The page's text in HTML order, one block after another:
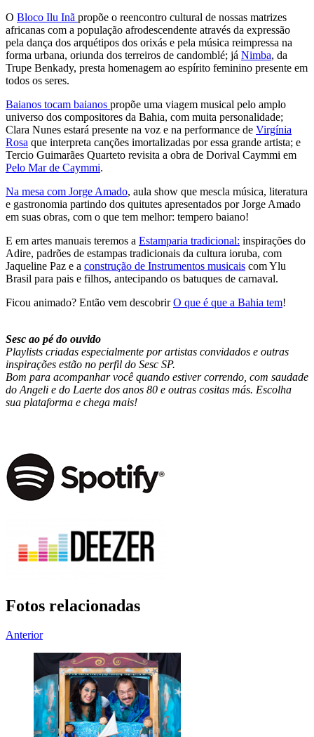
O Bloco Ilu Inã propõe o reencontro cultural de nossas matrizes
africanas com a população afrodescendente através da expressão
pela dança dos arquétipos dos orixás e pela música reimpressa na
forma urbana, oriunda dos terreiros de candomblé; já Nimba, da
Trupe Benkady, presta homenagem ao espírito feminino presente em
todos os seres.
Baianos tocam baianos propõe uma viagem musical pelo amplo
universo dos compositores da Bahia, com muita personalidade;
Clara Nunes estará presente na voz e na performance de Virgínia
Rosa que interpreta canções imortalizadas por essa grande artista; e
Tercio Guimarães Quarteto revisita a obra de Dorival Caymmi em
Pelo Mar de Caymmi.
Na mesa com Jorge Amado, aula show que mescla música, literatura
e gastronomia partindo dos quitutes apresentados por Jorge Amado
em suas obras, com o que tem melhor: tempero baiano!
E em artes manuais teremos a Estamparia tradicional: inspirações do
Adire, padrões de estampas tradicionais da cultura ioruba, com
Jaqueline Paz e a construção de Instrumentos musicais com Ylu
Brasil para pais e filhos, antecipando os batuques de carnaval.
Ficou animado? Então vem descobrirO que é que a Bahia tem!
Sesc ao pé do ouvido
Playlists criadas especialmente por artistas convidados e outras
inspirações estão no perfil do Sesc SP.
Bom para acompanhar você quando estiver correndo, com saudade
do Angeli e do Laerte dos anos 80 e outras cositas más. Escolha
sua plataforma e chega mais!
Fotos relacionadas
Anterior